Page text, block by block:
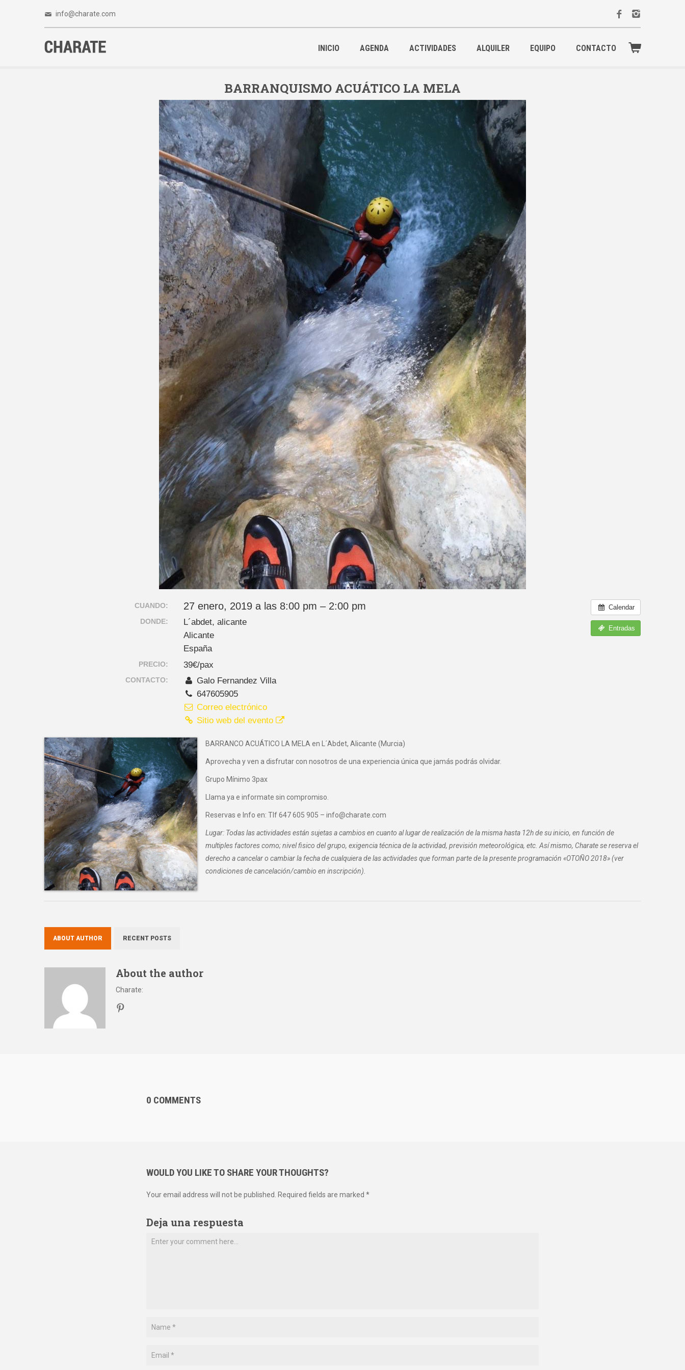
info@charate.com
INICIO AGENDA ACTIVIDADES ALQUILER EQUIPO CONTACTO
BARRANQUISMO ACUÁTICO LA MELA
Calendar
Entradas
CUANDO: 27 enero, 2019 a las 8:00 pm – 2:00 pm
DONDE:
L´abdet, alicante
Alicante
España
PRECIO: 39€/pax
CONTACTO:
Galo Fernandez Villa
647605905
Correo electrónico
Sitio web del evento
BARRANCO ACUÁTICO LA MELA en L´Abdet, Alicante (Murcia)
Aprovecha y ven a disfrutar con nosotros de una experiencia única que jamás podrás olvidar.
Grupo Mínimo 3pax
Llama ya e informate sin compromiso.
Reservas e Info en: Tlf 647 605 905 – info@charate.com
Lugar: Todas las actividades están sujetas a cambios en cuanto al lugar de realización de la misma hasta 12h de su inicio, en función de
multiples factores como; nivel fisico del grupo, exigencia técnica de la actividad, previsión meteorológica, etc. Así mismo, Charate se reserva el
derecho a cancelar o cambiar la fecha de cualquiera de las actividades que forman parte de la presente programación «OTOÑO 2018» (ver
condiciones de cancelación/cambio en inscripción).
ABOUT AUTHOR RECENT POSTS
About the author
Charate:
0 COMMENTS
WOULD YOU LIKE TO SHARE YOUR THOUGHTS?
Your email address will not be published. Required fields are marked *
Deja una respuesta